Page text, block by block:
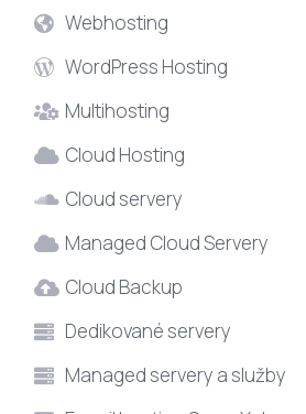
Webhosting
WordPress Hosting
Multihosting
Cloud Hosting
Cloud servery
Managed Cloud Servery
Cloud Backup
Dedikované servery
Managed servery a služby